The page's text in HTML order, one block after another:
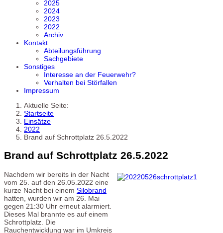
2025
2024
2023
2022
Archiv
Kontakt
Abteilungsführung
Sachgebiete
Sonstiges
Interesse an der Feuerwehr?
Verhalten bei Störfallen
Impressum
Aktuelle Seite:
Startseite
Einsätze
2022
Brand auf Schrottplatz 26.5.2022
Brand auf Schrottplatz 26.5.2022
Nachdem wir bereits in der Nacht
vom 25. auf den 26.05.2022 eine
kurze Nacht bei einem Silobrand
hatten, wurden wir am 26. Mai
gegen 21:30 Uhr erneut alarmiert.
Dieses Mal brannte es auf einem
Schrottplatz. Die
Rauchentwicklung war im Umkreis